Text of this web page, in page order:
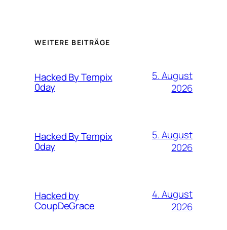
WEITERE BEITRÄGE
Hacked By Tempix
0day
5. August
2026
Hacked By Tempix
0day
5. August
2026
Hacked by
CoupDeGrace
4. August
2026